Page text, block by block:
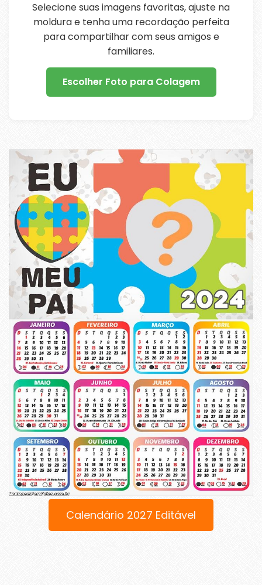
Selecione suas imagens favoritas, ajuste na
moldura e tenha uma recordação perfeita
para compartilhar com seus amigos e
familiares.
Escolher Foto para Colagem
Calendário 2027 Editável